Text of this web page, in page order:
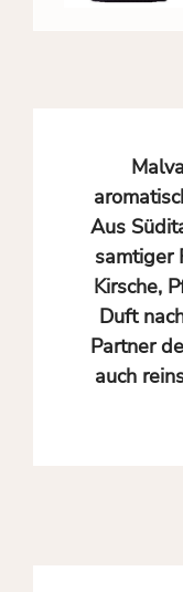
Aus
samtiger
Kirsche,
Duft
Partner
auch